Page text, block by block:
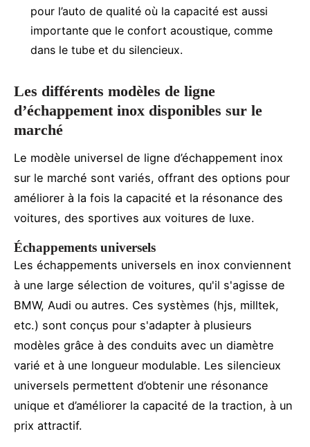
pour l’auto de qualité où la capacité est aussi
importante que le confort acoustique, comme
dans le tube et du silencieux.
Les différents modèles de ligne
d’échappement inox disponibles sur le
marché
Le modèle universel de ligne d’échappement inox
sur le marché sont variés, offrant des options pour
améliorer à la fois la capacité et la résonance des
voitures, des sportives aux voitures de luxe.
Échappements universels
Les échappements universels en inox conviennent
à une large sélection de voitures, qu'il s'agisse de
BMW, Audi ou autres. Ces systèmes (hjs, milltek,
etc.) sont conçus pour s'adapter à plusieurs
modèles grâce à des conduits avec un diamètre
varié et à une longueur modulable. Les silencieux
universels permettent d’obtenir une résonance
unique et d’améliorer la capacité de la traction, à un
prix attractif.